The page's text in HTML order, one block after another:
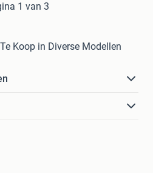
1 van 3
Koop in Diverse Modellen